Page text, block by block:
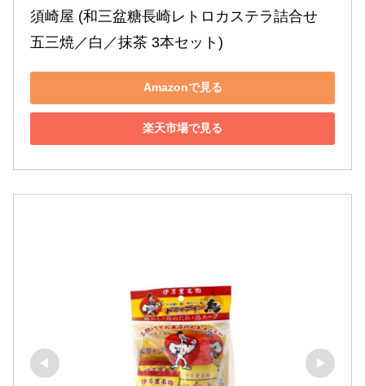
須崎屋 (和三盆糖長崎レトロカステラ詰合せ
五三焼／白／抹茶 3本セット)
Amazonで見る
楽天市場で見る